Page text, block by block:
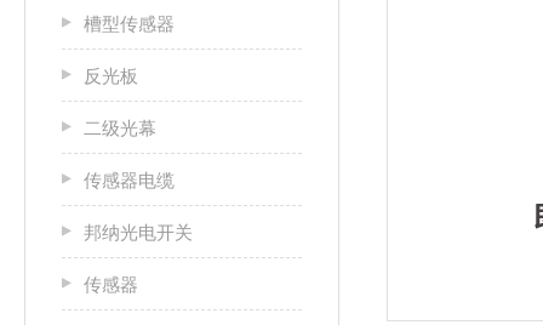
槽型传感器
反光板
二级光幕
传感器电缆
邦纳光电开关
传感器